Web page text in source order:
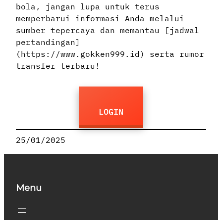
bola, jangan lupa untuk terus
memperbarui informasi Anda melalui
sumber tepercaya dan memantau [jadwal
pertandingan]
(https://www.gokken999.id) serta rumor
transfer terbaru!
LOGIN
25/01/2025
Menu